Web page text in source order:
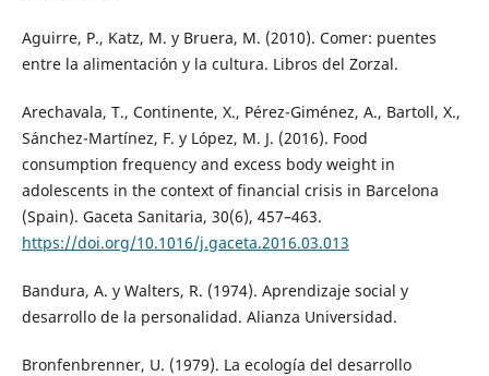
Aguirre, P., Katz, M. y Bruera, M. (2010). Comer: puentes
entre la alimentación y la cultura. Libros del Zorzal.
Arechavala, T., Continente, X., Pérez-Giménez, A., Bartoll, X.,
Sánchez-Martínez, F. y López, M. J. (2016). Food
consumption frequency and excess body weight in
adolescents in the context of financial crisis in Barcelona
(Spain). Gaceta Sanitaria, 30(6), 457–463.
https://doi.org/10.1016/j.gaceta.2016.03.013
Bandura, A. y Walters, R. (1974). Aprendizaje social y
desarrollo de la personalidad. Alianza Universidad.
Bronfenbrenner, U. (1979). La ecología del desarrollo